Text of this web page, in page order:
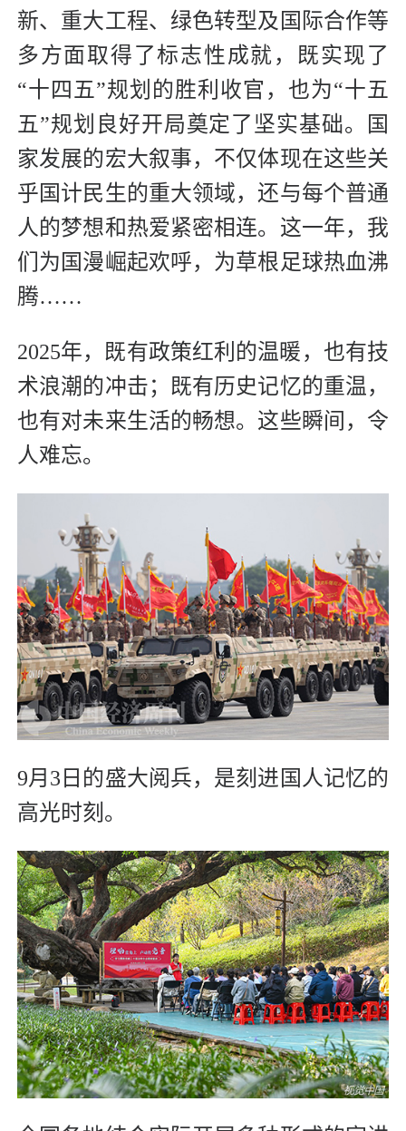
新、重大工程、绿色转型及国际合作等
多方面取得了标志性成就，既实现了
“十四五”规划的胜利收官，也为“十五
五”规划良好开局奠定了坚实基础。国
家发展的宏大叙事，不仅体现在这些关
乎国计民生的重大领域，还与每个普通
人的梦想和热爱紧密相连。这一年，我
们为国漫崛起欢呼，为草根足球热血沸
腾……
2025年，既有政策红利的温暖，也有技
术浪潮的冲击；既有历史记忆的重温，
也有对未来生活的畅想。这些瞬间，令
人难忘。
9月3日的盛大阅兵，是刻进国人记忆的
高光时刻。